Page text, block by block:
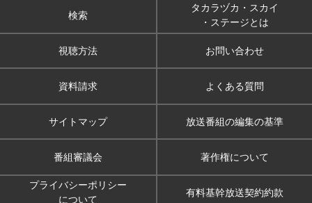
検索
タカラヅカ・スカイ
・ステージとは
視聴方法 お問い合わせ
資料請求 よくある質問
サイトマップ 放送番組の編集の基準
番組審議会 著作権について
プライバシーポリシー
について
有料基幹放送契約約款